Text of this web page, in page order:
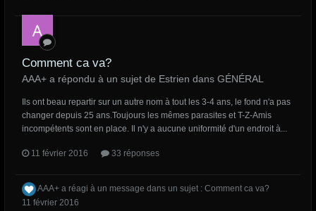
Comment ca va?
AAA+ a répondu à un sujet de Estrien dans GÉNÉRAL
Ils ont beau repartir sur un autre nom à tout les 3-4 ans, le fond n'a pas
changer depuis 25 ans.Toujours les mêmes parasites et T-Z-Amis
incompétents sont en place. Il n'y a aucune uniformité d'un endroit à...
11 février 2016 33 réponses
AAA+ a réagi à un message dans un sujet : Comment ca va?
11 février 2016